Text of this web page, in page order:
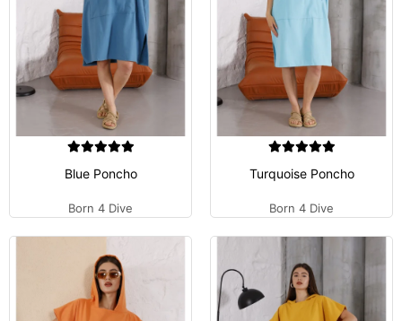
Blue Poncho
Born 4 Dive
Turquoise Poncho
Born 4 Dive